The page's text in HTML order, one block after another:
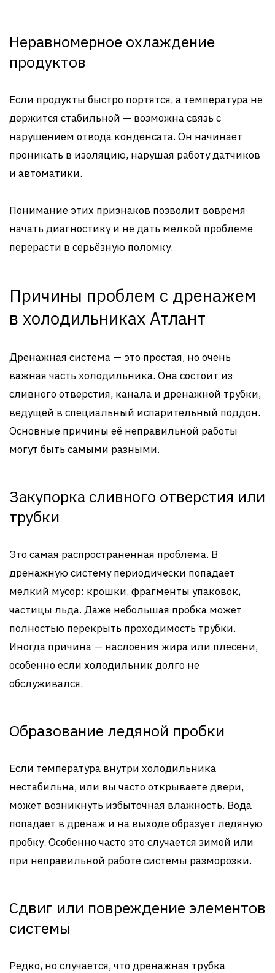
Неравномерное охлаждение
продуктов
Если продукты быстро портятся, а температура не
держится стабильной — возможна связь с
нарушением отвода конденсата. Он начинает
проникать в изоляцию, нарушая работу датчиков
и автоматики.
Понимание этих признаков позволит вовремя
начать диагностику и не дать мелкой проблеме
перерасти в серьёзную поломку.
Причины проблем с дренажем
в холодильниках Атлант
Дренажная система — это простая, но очень
важная часть холодильника. Она состоит из
сливного отверстия, канала и дренажной трубки,
ведущей в специальный испарительный поддон.
Основные причины её неправильной работы
могут быть самыми разными.
Закупорка сливного отверстия или
трубки
Это самая распространенная проблема. В
дренажную систему периодически попадает
мелкий мусор: крошки, фрагменты упаковок,
частицы льда. Даже небольшая пробка может
полностью перекрыть проходимость трубки.
Иногда причина — наслоения жира или плесени,
особенно если холодильник долго не
обслуживался.
Образование ледяной пробки
Если температура внутри холодильника
нестабильна, или вы часто открываете двери,
может возникнуть избыточная влажность. Вода
попадает в дренаж и на выходе образует ледяную
пробку. Особенно часто это случается зимой или
при неправильной работе системы разморозки.
Сдвиг или повреждение элементов
системы
Редко, но случается, что дренажная трубка